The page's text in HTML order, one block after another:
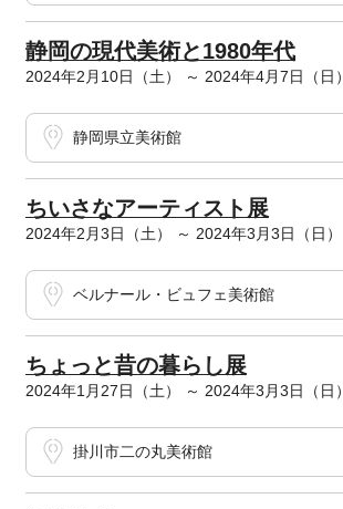
静岡の現代美術と1980年代
2024年2月10日（土） ～ 2024年4月7日（日）
静岡県立美術館
ちいさなアーティスト展
2024年2月3日（土） ～ 2024年3月3日（日）
ベルナール・ビュフェ美術館
ちょっと昔の暮らし展
2024年1月27日（土） ～ 2024年3月3日（日）
掛川市二の丸美術館